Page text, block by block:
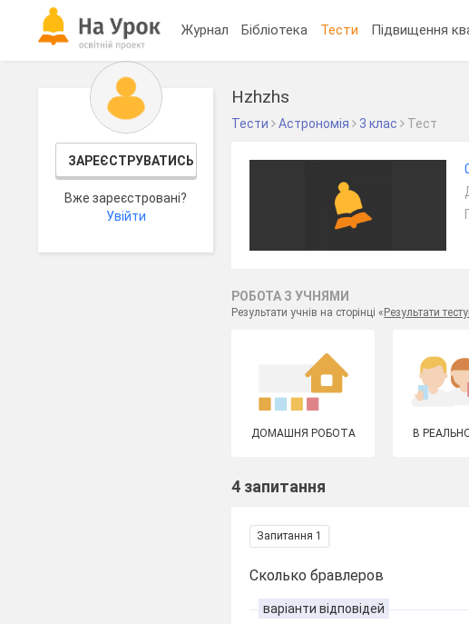
Журнал Бібліотека Тести Підвищення
ЗАРЕЄСТРУВАТИСЬ
Вже зареєстровані?
Увійти
Hzhzhs
Тести Астрономія 3 клас Тест
РОБОТА З УЧНЯМИ
Результати учнів на сторінці « Результати
ДОМАШНЯ РОБОТА В
4 запитання
Запитання 1
Сколько бравлеров
варіанти відповідей